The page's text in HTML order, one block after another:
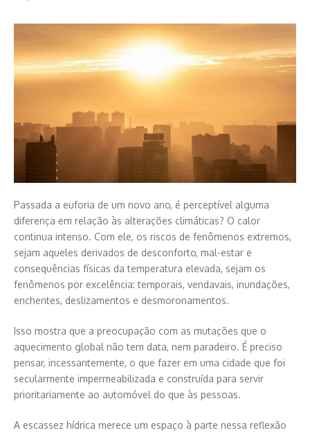
Passada a euforia de um novo ano, é perceptível alguma
diferença em relação às alterações climáticas? O calor
continua intenso. Com ele, os riscos de fenômenos extremos,
sejam aqueles derivados de desconforto, mal-estar e
consequências físicas da temperatura elevada, sejam os
fenômenos por excelência: temporais, vendavais, inundações,
enchentes, deslizamentos e desmoronamentos.
Isso mostra que a preocupação com as mutações que o
aquecimento global não tem data, nem paradeiro. É preciso
pensar, incessantemente, o que fazer em uma cidade que foi
secularmente impermeabilizada e construída para servir
prioritariamente ao automóvel do que às pessoas.
A escassez hídrica merece um espaço à parte nessa reflexão